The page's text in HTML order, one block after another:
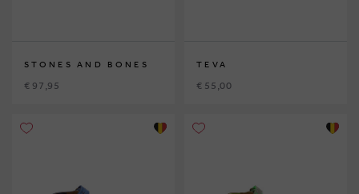
STONES AND BONES
€ 97,95
TEVA
€ 55,00